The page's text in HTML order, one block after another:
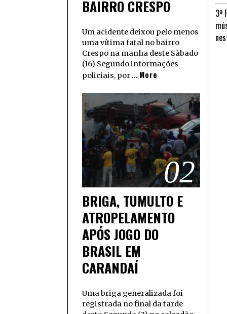
BAIRRO CRESPO
Um acidente deixou pelo menos
uma vítima fatal no bairro
Crespo na manha deste Sàbado
(16) Segundo informações
policiais, por … More
02
BRIGA, TUMULTO E
ATROPELAMENTO
APÓS JOGO DO
BRASIL EM
CARANDAÍ
Uma briga generalizada foi
registrada no final da tarde
3ª